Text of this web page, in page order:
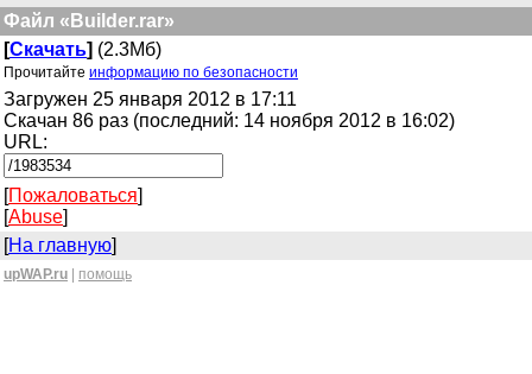
Файл «Builder.rar»
[Скачать] (2.3Мб)
Прочитайте информацию по безопасности
Загружен 25 января 2012 в 17:11
Скачан 86 раз (последний: 14 ноября 2012 в 16:02)
URL:
[Пожаловаться]
[Abuse]
[На главную]
upWAP.ru помощь